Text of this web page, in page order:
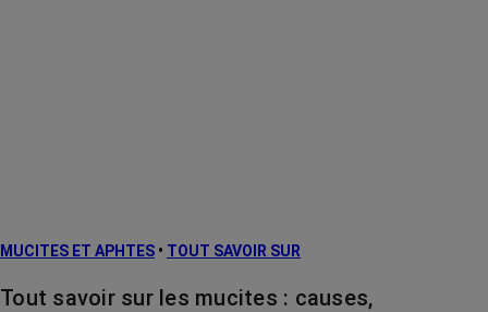
MUCITES ET APHTES • TOUT SAVOIR SUR
Tout savoir sur les mucites : causes,